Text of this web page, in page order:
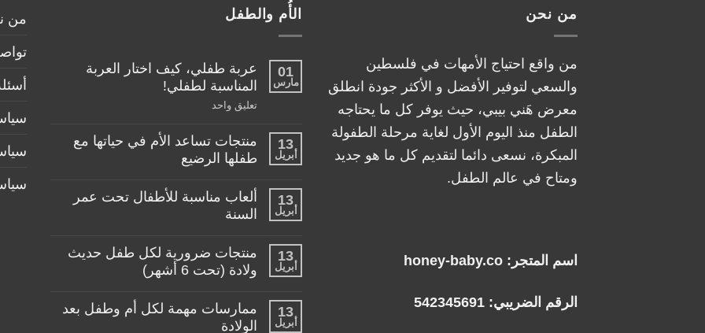
من نحن
من واقع احتياج الأمهات في فلسطين
والسعي لتوفير الأفضل و الأكثر جودة انطلق
معرض هَني بيبي، حيث يوفر كل ما يحتاجه
الطفل منذ اليوم الأول لغاية مرحلة الطفولة
المبكرة، نسعى دائما لتقديم كل ما هو جديد
ومتاح في عالم الطفل.
اسم المتجر: honey-baby.co
الرقم الضريبي: 542345691
الأُم والطفل
01
مارس
عربة طفلي، كيف اختار العربة
المناسبة لطفلي!
تعليق واحد
كيف
العربة
13
أبريل
منتجات تساعد الأم في حياتها مع
طفلها الرضيع
توجد
تعليقات
على
منتجات
في
حياتها
مع
الرضيع
13
أبريل
ألعاب مناسبة للأطفال تحت عمر
السنة
تعليقات
على
ألعاب
للأطفال
تحت
عمر
13
أبريل
منتجات ضرورية لكل طفل حديث
ولادة (تحت 6 أشهر)
توجد
تعليقات
على
13
أبريل
ممارسات مهمة لكل أم وطفل بعد
الولادة
من